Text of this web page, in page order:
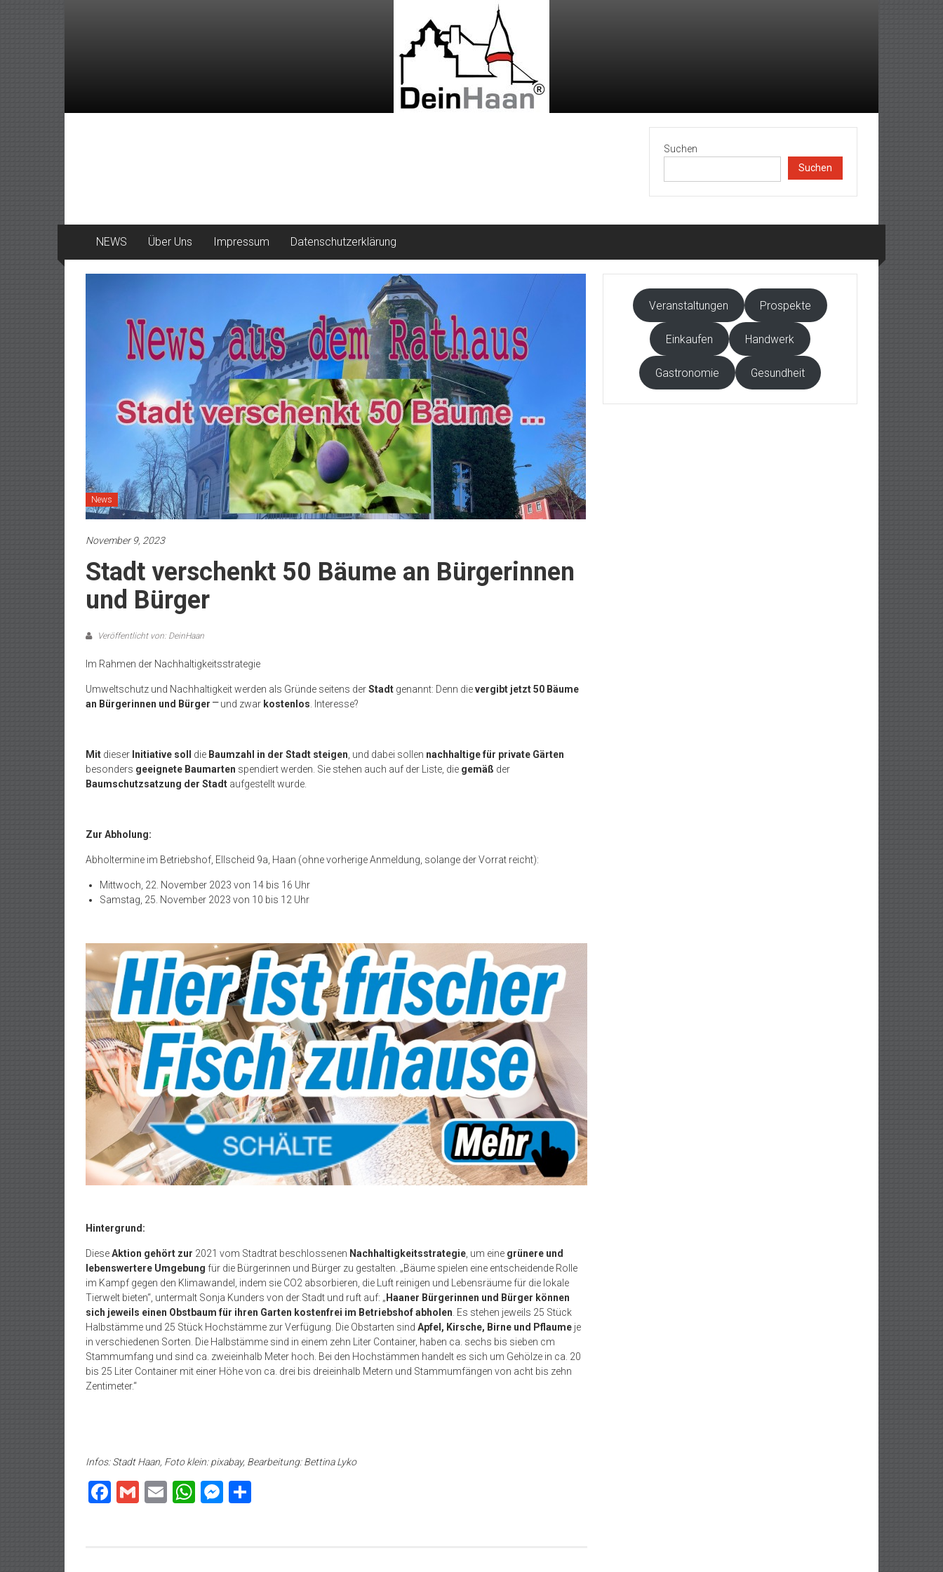
Suchen
Suchen
NEWS Über Uns Impressum Datenschutzerklärung
News
November 9, 2023
Stadt verschenkt 50 Bäume an Bürgerinnen
und Bürger
Veröffentlicht von: DeinHaan
Im Rahmen der Nachhaltigkeitsstrategie
Umweltschutz und Nachhaltigkeit werden als Gründe seitens derStadt genannt: Denn dievergibt jetzt 50 Bäume
an Bürgerinnen und Bürger ⎻und zwar kostenlos . Interesse?
Mit dieser Initiative soll die Baumzahl in der Stadt steigen , und dabei sollen nachhaltige für private Gärten
besonders geeignete Baumarten spendiert werden. Sie stehen auch auf der Liste, die gemäß der
Baumschutzsatzung der Stadt aufgestellt wurde.
Zur Abholung:
Abholtermine im Betriebshof, Ellscheid 9a, Haan (ohne vorherige Anmeldung, solange der Vorrat reicht):
Mittwoch, 22. November 2023 von 14 bis 16 Uhr
Samstag, 25. November 2023 von 10 bis 12 Uhr
Hintergrund:
DieseAktion gehört zur 2021 vom Stadtrat beschlossenen Nachhaltigkeitsstrategie , um eine grünere und
lebenswertere Umgebung für die Bürgerinnen und Bürger zu gestalten. „Bäume spielen eine entscheidende Rolle
im Kampf gegen den Klimawandel, indem sie CO2 absorbieren, die Luft reinigen und Lebensräume für die lokale
Tierwelt bieten“, untermalt Sonja Kunders von der Stadt und ruft auf: „ Haaner Bürgerinnen und Bürger können
sich jeweils einen Obstbaum für ihren Garten kostenfrei im Betriebshof abholen . Es stehen jeweils 25 Stück
Halbstämme und 25 Stück Hochstämme zur Verfügung. Die Obstarten sind Apfel, Kirsche, Birne und Pflaume je
in verschiedenen Sorten. Die Halbstämme sind in einem zehn Liter Container, haben ca. sechs bis sieben cm
Stammumfang und sind ca. zweieinhalb Meter hoch. Bei den Hochstämmen handelt es sich um Gehölze in ca. 20
bis 25 Liter Container mit einer Höhe von ca. drei bis dreieinhalb Metern und Stammumfängen von acht bis zehn
Zentimeter.“
Infos: Stadt Haan, Foto klein: pixabay, Bearbeitung: Bettina Lyko
Facebook
GmailEmailWhatsApp
Messenger
Veranstaltungen Prospekte
Einkaufen Handwerk
Gastronomie Gesundheit